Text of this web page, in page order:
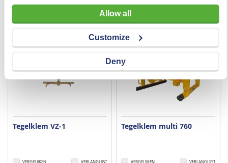
Allow all
Customize
Deny
Gerelateerde producten
Tegelklem VZ-1
VERLANGLIJST
VERGELIJKEN
Tegelklem multi 760
VERLANGLIJST
VERGELIJKEN